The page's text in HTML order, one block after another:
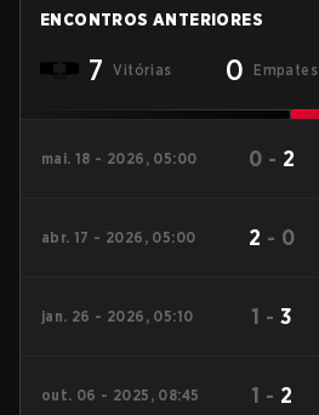
ENCONTROS ANTERIORES
7 Vitórias 0 Empates
mai. 18 - 2026, 05:00 0 - 2
abr. 17 - 2026, 05:00 2 - 0
jan. 26 - 2026, 05:10 1 - 3
out. 06 - 2025, 08:45 1 - 2